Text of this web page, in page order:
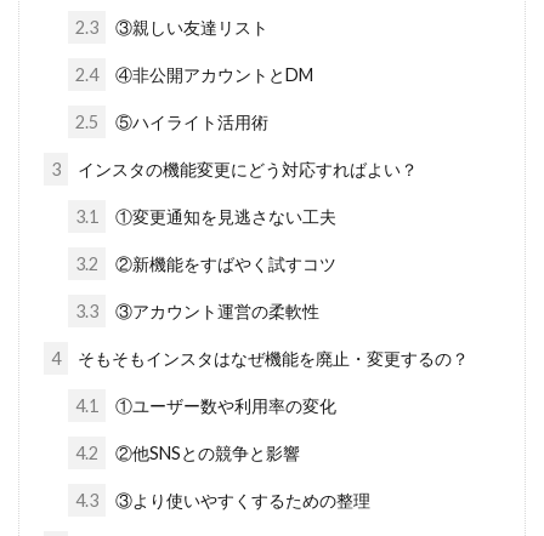
2.3 ③親しい友達リスト
2.4 ④非公開アカウントとDM
2.5 ⑤ハイライト活用術
3 インスタの機能変更にどう対応すればよい？
3.1 ①変更通知を見逃さない工夫
3.2 ②新機能をすばやく試すコツ
3.3 ③アカウント運営の柔軟性
4 そもそもインスタはなぜ機能を廃止・変更するの？
4.1 ①ユーザー数や利用率の変化
4.2 ②他SNSとの競争と影響
4.3 ③より使いやすくするための整理